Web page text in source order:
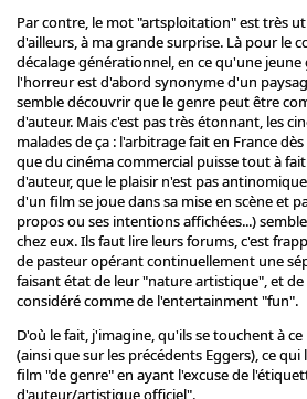
Par contre, le mot "artsploitation" est très
d'ailleurs, à ma grande surprise. Là pour le
décalage générationnel, en ce qu'une
l'horreur est d'abord synonyme d'un
semble découvrir que le genre peut être
d'auteur. Mais c'est pas très étonnant, les
malades de ça : l'arbitrage fait en France
que du cinéma commercial puisse tout à
d'auteur, que le plaisir n'est pas
d'un film se joue dans sa mise en scène et
propos ou ses intentions affichées...)
chez eux. Ils faut lire leurs forums, c'est
de pasteur opérant continuellement une
faisant état de leur "nature artistique", et
considéré comme de l'entertainment "fun".
D'où le fait, j'imagine, qu'ils se touchent à
(ainsi que sur les précédents Eggers), ce
film "de genre" en ayant l'excuse de
d'auteur/artistique officiel".